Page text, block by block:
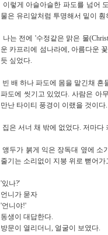
이렇게 아슬아슬한 파도를 넘어
물은 유리알처럼 투명해서 밑이
나는 전에 '수정같은 맑은 물
운 카프리에 섬나라에, 아름다운
듯 싶었다.
빈 배 하나 파도에 몸을 맡긴채 흔
파도에 씻기고 있었다. 사람은 아
만난 타이티 풍경이 이랬을 것이
집은 서너 채 밖에 없었다. 저마다
앵두가 붉게 익은 장독대 옆에 소
줄기는 소리없이 지붕 위로 뻗어가
'있나?'
언니가 묻자
'언니야!'
동생이 대답한다.
방문이 열리더니, 얼굴이 보였다.